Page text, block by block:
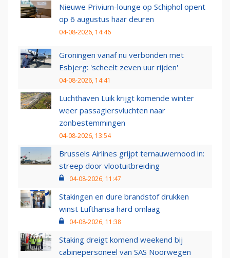
Nieuwe Privium-lounge op Schiphol opent
op 6 augustus haar deuren
04-08-2026, 14:46
Groningen vanaf nu verbonden met
Esbjerg: 'scheelt zeven uur rijden'
04-08-2026, 14:41
Luchthaven Luik krijgt komende winter
weer passagiersvluchten naar
zonbestemmingen
04-08-2026, 13:54
Brussels Airlines grijpt ternauwernood in:
streep door vlootuitbreiding
04-08-2026, 11:47
Stakingen en dure brandstof drukken
winst Lufthansa hard omlaag
04-08-2026, 11:38
Staking dreigt komend weekend bij
cabinepersoneel van SAS Noorwegen